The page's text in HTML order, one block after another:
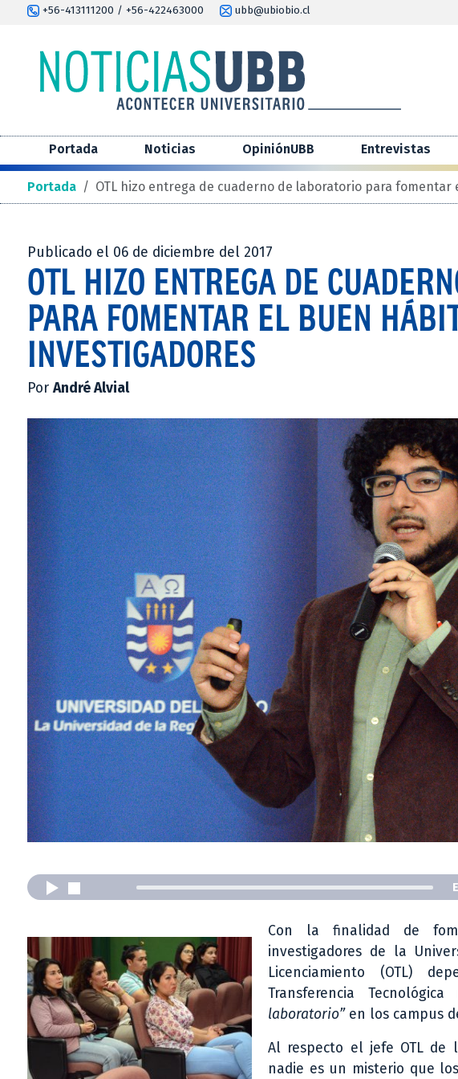
+56-413111200 / +56-422463000 ubb@ubiobio.cl
Portada Noticias OpiniónUBB Entrevistas
Portada / OTL hizo entrega de cuaderno de laboratorio para
Publicado el 06 de diciembre del 2017
OTL HIZO ENTREGA DE
PARA FOMENTAR EL BUEN
INVESTIGADORES
Por André Alvial
Con la finalidad de
investigadores de la
Licenciamiento (OTL)
Transferencia
laboratorio” en los campus
Al respecto el jefe OTL de
nadie es un misterio que